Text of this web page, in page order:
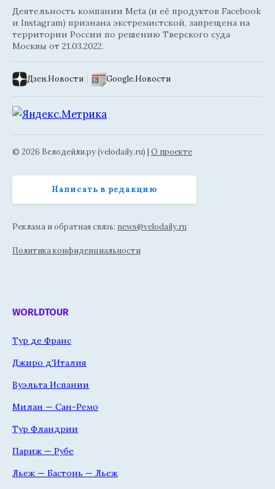
Деятельность компании Meta (и её продуктов Facebook
и Instagram) признана экстремистской, запрещена на
территории России по решению Тверского суда
Москвы от 21.03.2022.
Дзен.Новости | Google.Новости
© 2026 Велодейли.ру (velodaily.ru) | О проекте
Написать в редакцию
Реклама и обратная связь: news@velodaily.ru
Политика конфиденциальности
WORLDTOUR
Тур де Франс
Джиро д'Италия
Вуэльта Испании
Милан — Сан-Ремо
Тур Фландрии
Париж — Рубе
Льеж — Бастонь — Льеж